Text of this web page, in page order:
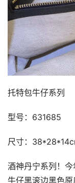
托特包牛仔系列
型号：631685
尺寸：
酒神丹宁系列！
牛仔黑滚边黑色原